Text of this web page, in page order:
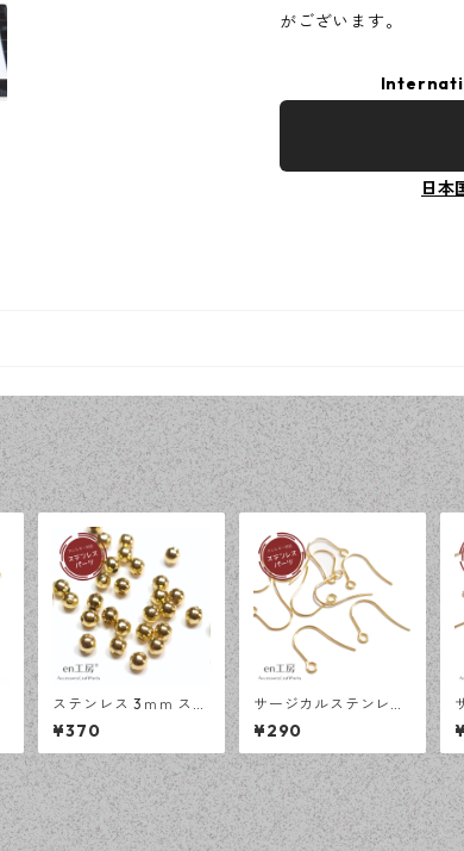
がございます。
日本
ステンレス 3ｍｍ スペ
ーサービーズ ゴールド
50個 アレルギー対応
アクセサリーパーツ ハ
ンドメイド資材 【en
工房】
¥370
サージカルステンレス
シンプル フックピアス
ゴールド 20ピース SU
S316L アレルギー対応
ピアス ハンドメイド資
材 【en工房】
¥290